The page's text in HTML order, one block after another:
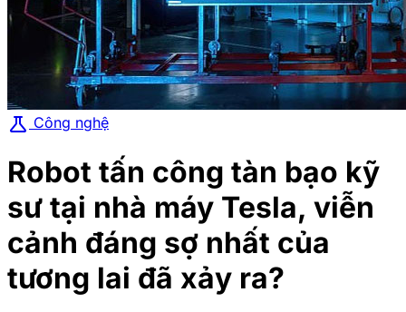
science Công nghệ
Robot tấn công tàn bạo kỹ
sư tại nhà máy Tesla, viễn
cảnh đáng sợ nhất của
tương lai đã xảy ra?